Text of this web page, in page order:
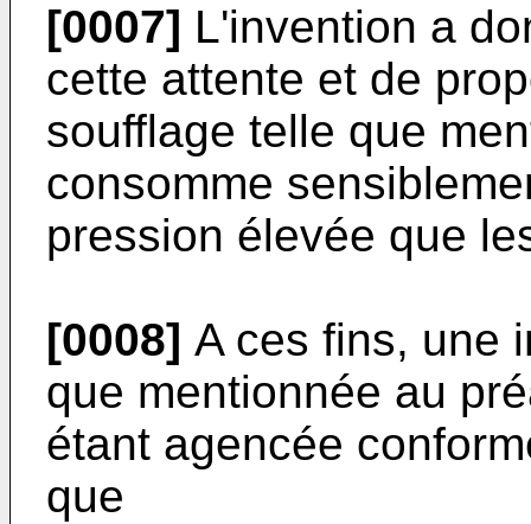
[0007] L'invention a
cette attente et de
soufflage telle que
consomme
pression élevée que
[0008] A ces fins, une
que mentionnée au
étant agencée
que